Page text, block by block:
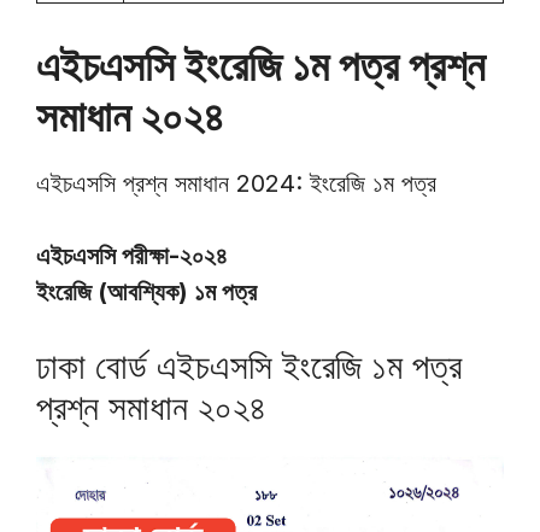
এইচএসসি ইংরেজি ১ম পত্র প্রশ্ন
সমাধান ২০২৪
এইচএসসি প্রশ্ন সমাধান 2024: ইংরেজি ১ম পত্র
এইচএসসি পরীক্ষা-২০২৪
ইংরেজি (আবশ্যিক) ১ম পত্র
ঢাকা বোর্ড এইচএসসি ইংরেজি ১ম পত্র
প্রশ্ন সমাধান ২০২৪